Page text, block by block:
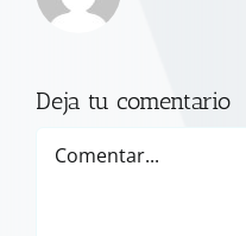
Deja tu comentario